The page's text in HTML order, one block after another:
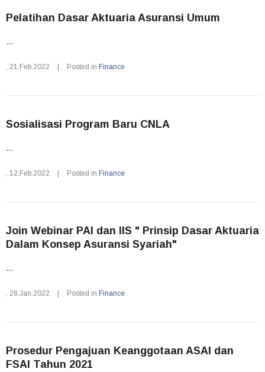
Pelatihan Dasar Aktuaria Asuransi Umum
...
, 21.Feb.2022 Posted in Finance
Sosialisasi Program Baru CNLA
...
, 12.Feb.2022 Posted in Finance
Join Webinar PAI dan IIS " Prinsip Dasar Aktuaria
Dalam Konsep Asuransi Syariah"
...
, 28.Jan.2022 Posted in Finance
Prosedur Pengajuan Keanggotaan ASAI dan
FSAI Tahun 2021